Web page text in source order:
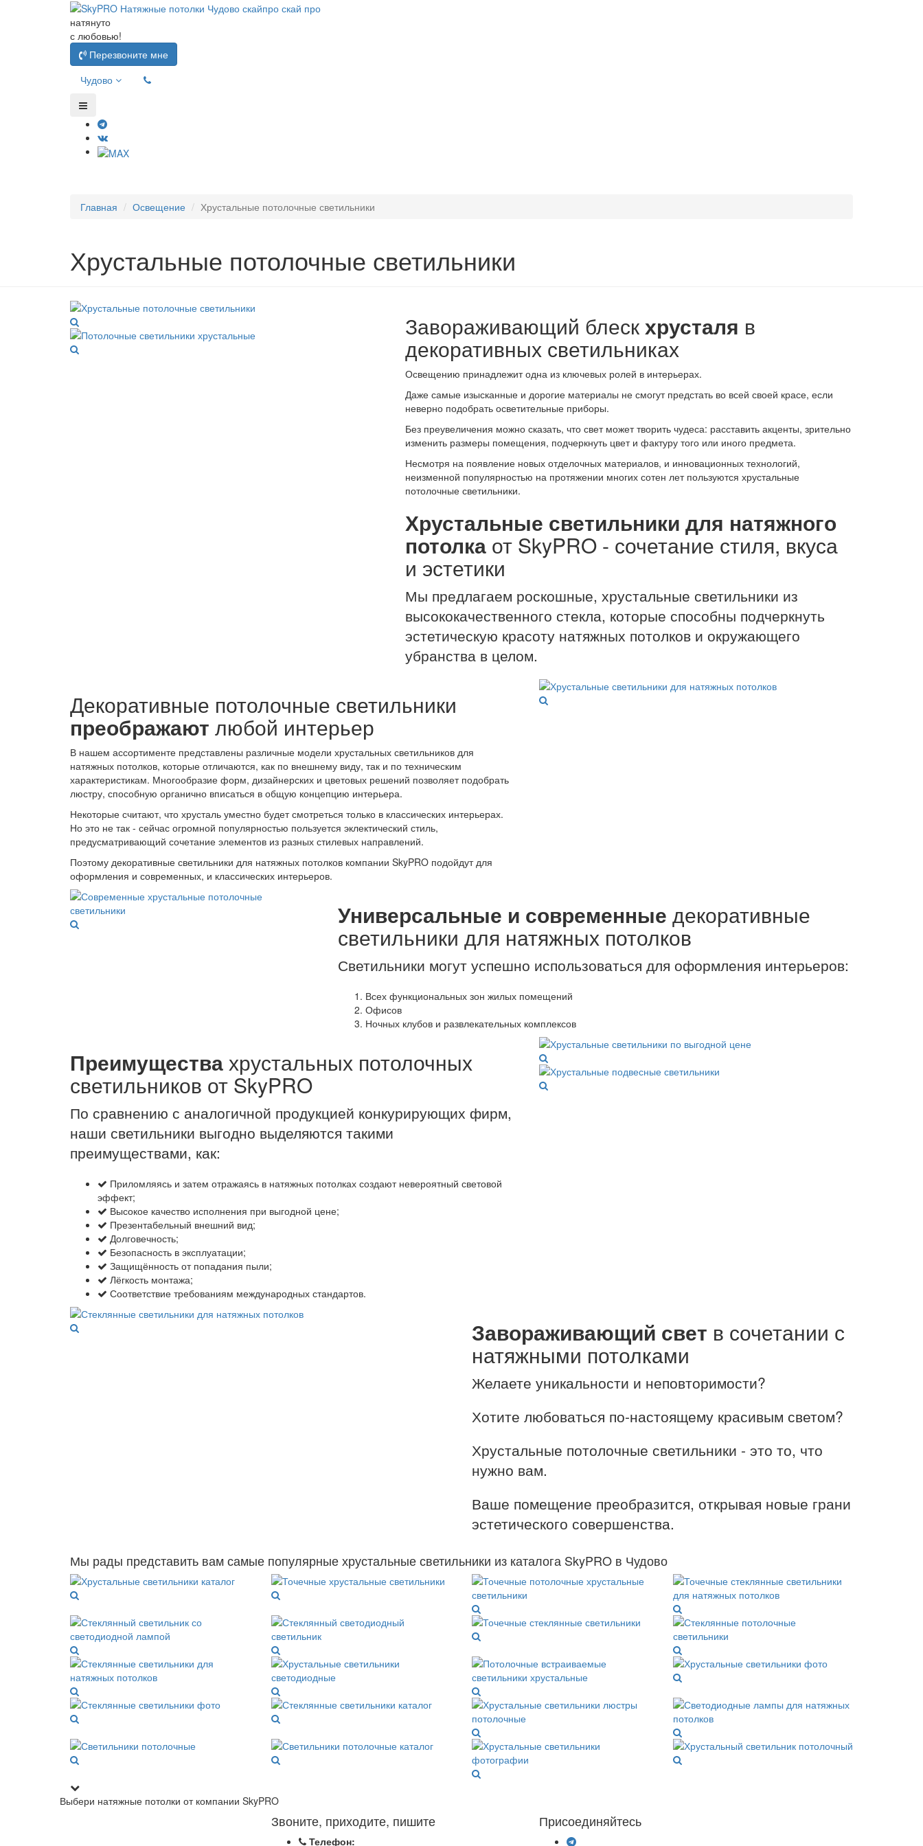
натянуто
с любовью!
Перезвоните мне
Чудово
Главная Освещение Хрустальные потолочные светильники
Хрустальные потолочные светильники
Завораживающий блескхрусталя в
декоративных светильниках
Освещению принадлежит одна из ключевых ролей в интерьерах.
Даже самые изысканные и дорогие материалы не смогут предстать во всей своей красе, если
неверно подобрать осветительные приборы.
Без преувеличения можно сказать, что свет может творить чудеса: расставить акценты, зрительно
изменить размеры помещения, подчеркнуть цвет и фактуру того или иного предмета.
Несмотря на появление новых отделочных материалов, и инновационных технологий,
неизменной популярностью на протяжении многих сотен лет пользуются хрустальные
потолочные светильники.
Хрустальные светильники для натяжного
потолкаот SkyPRO - сочетание стиля, вкуса
и эстетики
Мы предлагаем роскошные, хрустальные светильники из
высококачественного стекла, которые способны подчеркнуть
эстетическую красоту натяжных потолков и окружающего
убранства в целом.
Декоративные потолочные светильники
преображают любой интерьер
В нашем ассортименте представлены различные модели хрустальных светильников для
натяжных потолков, которые отличаются, как по внешнему виду, так и по техническим
характеристикам. Многообразие форм, дизайнерских и цветовых решений позволяет подобрать
люстру, способную органично вписаться в общую концепцию интерьера.
Некоторые считают, что хрусталь уместно будет смотреться только в классических интерьерах.
Но это не так - сейчас огромной популярностью пользуется эклектический стиль,
предусматривающий сочетание элементов из разных стилевых направлений.
Поэтому декоративные светильники для натяжных потолков компании SkyPRO подойдут для
оформления и современных, и классических интерьеров.
Универсальные и современные декоративные
светильники для натяжных потолков
Светильники могут успешно использоваться для оформления интерьеров:
Всех функциональных зон жилых помещений
Офисов
Ночных клубов и развлекательных комплексов
Преимуществахрустальных потолочных
светильников от SkyPRO
По сравнению с аналогичной продукцией конкурирующих фирм,
наши светильники выгодно выделяются такими
преимуществами, как:
Приломляясь и затем отражаясь в натяжных потолках создают невероятный световой
эффект;
Высокое качество исполнения при выгодной цене;
Презентабельный внешний вид;
Долговечность;
Безопасность в эксплуатации;
Защищённость от попадания пыли;
Лёгкость монтажа;
Соответствие требованиям международных стандартов.
Завораживающий свет в сочетании с
натяжными потолками
Желаете уникальности и неповторимости?
Хотите любоваться по-настоящему красивым светом?
Хрустальные потолочные светильники - это то, что
нужно вам.
Ваше помещение преобразится, открывая новые грани
эстетического совершенства.
Мы рады представить вам самые популярные хрустальные светильники из каталога SkyPRO в Чудово
Выбери натяжные потолки от компании SkyPRO
Звоните, приходите, пишите
Телефон:
Присоединяйтесь